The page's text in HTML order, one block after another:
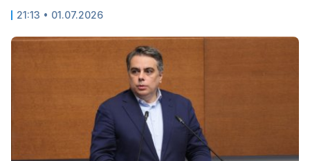
21:13 • 01.07.2026